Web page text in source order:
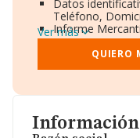
Datos
Teléfono,
Informe
Gráficos de
Consejo de
Directivos y
Información
Ver más
QUIERO